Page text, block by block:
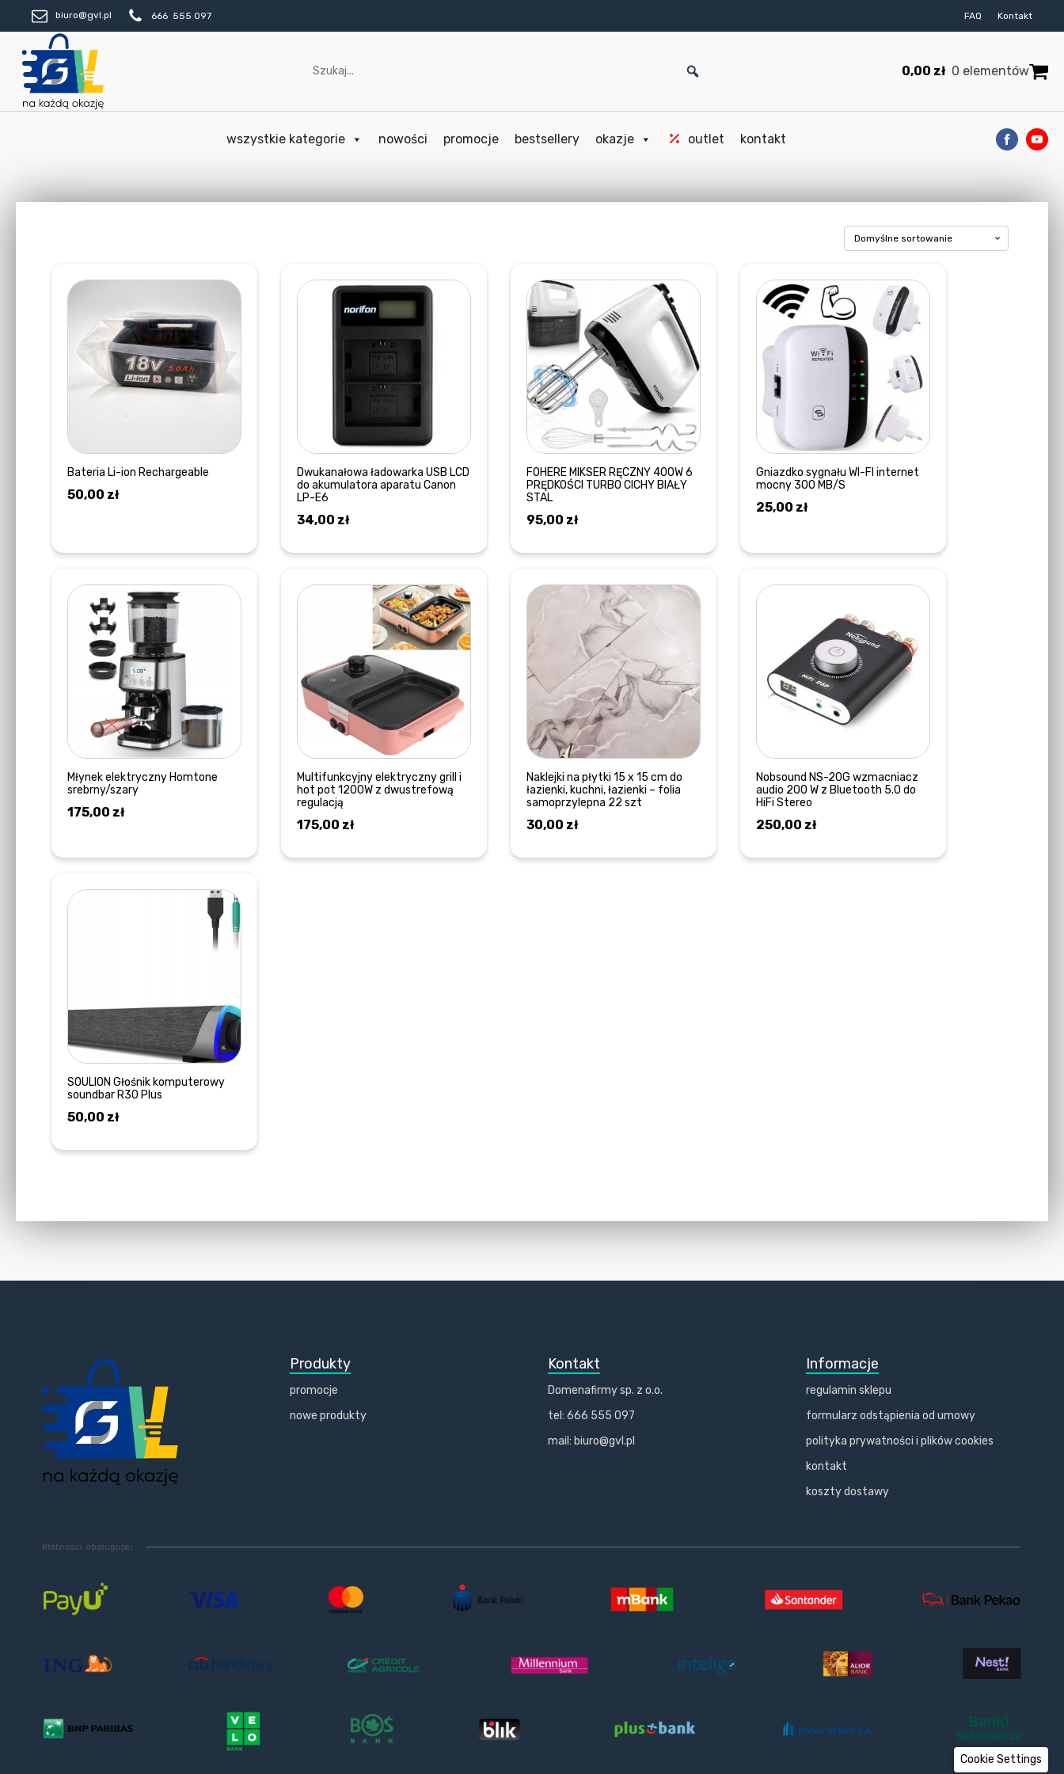
biuro@gvl.pl 666 555 097 FAQ Kontakt
0,00 zł 0 elementów
wszystkie kategorie nowości promocje bestsellery okazje outlet kontakt
Bateria Li-ion Rechargeable
50,00 zł
Dwukanałowa ładowarka USB LCD
do akumulatora aparatu Canon
LP-E6
34,00 zł
FOHERE MIKSER RĘCZNY 400W 6
PRĘDKOŚCI TURBO CICHY BIAŁY
STAL
95,00 zł
Gniazdko sygnału WI-FI internet
mocny 300 MB/S
25,00 zł
Młynek elektryczny Homtone
srebrny/szary
175,00 zł
Multifunkcyjny elektryczny grill i
hot pot 1200W z dwustrefową
regulacją
175,00 zł
Naklejki na płytki 15 x 15 cm do
łazienki, kuchni, łazienki – folia
samoprzylepna 22 szt
30,00 zł
Nobsound NS-20G wzmacniacz
audio 200 W z Bluetooth 5.0 do
HiFi Stereo
250,00 zł
SOULION Głośnik komputerowy
soundbar R30 Plus
50,00 zł
Produkty
promocje
nowe produkty
Kontakt
Domenafirmy sp. z o.o.
tel: 666 555 097
mail: biuro@gvl.pl
Informacje
regulamin sklepu
formularz odstąpienia od umowy
polityka prywatności i plików cookies
kontakt
koszty dostawy
Cookie Settings